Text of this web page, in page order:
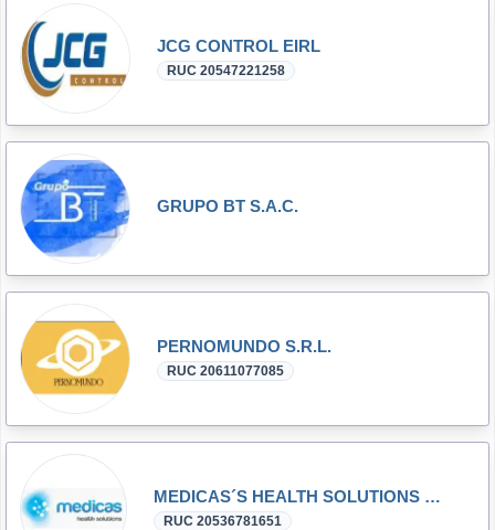
JCG CONTROL EIRL
RUC 20547221258
GRUPO BT S.A.C.
PERNOMUNDO S.R.L.
RUC 20611077085
MEDICAS´S HEALTH SOLUTIONS SAC
RUC 20536781651